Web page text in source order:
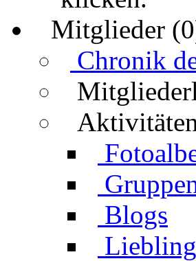
Mitglieder
Chronik
Blogs